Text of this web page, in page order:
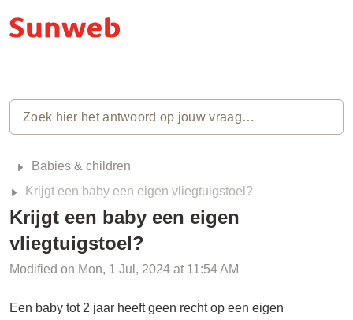
Babies & children
Krijgt een baby een eigen vliegtuigstoel?
Krijgt een baby een eigen
vliegtuigstoel?
Modified on Mon, 1 Jul, 2024 at 11:54 AM
Een baby tot 2 jaar heeft geen recht op een eigen